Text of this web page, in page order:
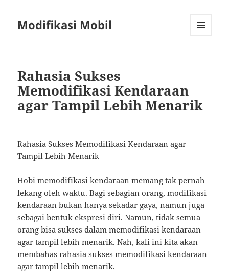
Modifikasi Mobil
Rahasia Sukses
Memodifikasi Kendaraan
agar Tampil Lebih Menarik
Rahasia Sukses Memodifikasi Kendaraan agar
Tampil Lebih Menarik
Hobi memodifikasi kendaraan memang tak pernah
lekang oleh waktu. Bagi sebagian orang, modifikasi
kendaraan bukan hanya sekadar gaya, namun juga
sebagai bentuk ekspresi diri. Namun, tidak semua
orang bisa sukses dalam memodifikasi kendaraan
agar tampil lebih menarik. Nah, kali ini kita akan
membahas rahasia sukses memodifikasi kendaraan
agar tampil lebih menarik.